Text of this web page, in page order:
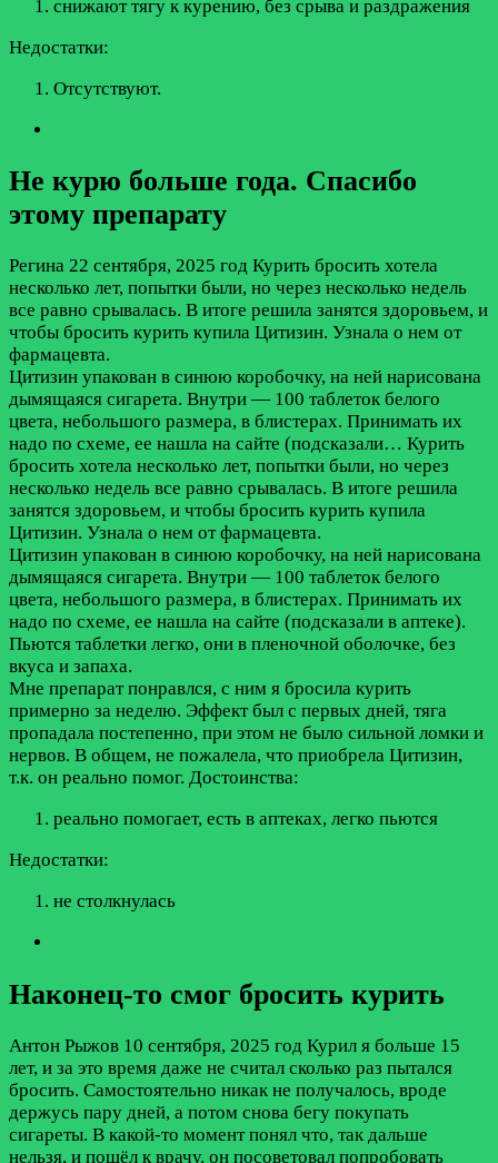
снижают тягу к курению, без срыва и раздражения
Недостатки:
Отсутствуют.
Не курю больше года. Спасибо
этому препарату
Регина 22 сентября, 2025 год Курить бросить хотела
несколько лет, попытки были, но через несколько недель
все равно срывалась. В итоге решила занятся здоровьем, и
чтобы бросить курить купила Цитизин. Узнала о нем от
фармацевта.
Цитизин упакован в синюю коробочку, на ней нарисована
дымящаяся сигарета. Внутри — 100 таблеток белого
цвета, небольшого размера, в блистерах. Принимать их
надо по схеме, ее нашла на сайте (подсказали… Курить
бросить хотела несколько лет, попытки были, но через
несколько недель все равно срывалась. В итоге решила
занятся здоровьем, и чтобы бросить курить купила
Цитизин. Узнала о нем от фармацевта.
Цитизин упакован в синюю коробочку, на ней нарисована
дымящаяся сигарета. Внутри — 100 таблеток белого
цвета, небольшого размера, в блистерах. Принимать их
надо по схеме, ее нашла на сайте (подсказали в аптеке).
Пьются таблетки легко, они в пленочной оболочке, без
вкуса и запаха.
Мне препарат понравлся, с ним я бросила курить
примерно за неделю. Эффект был с первых дней, тяга
пропадала постепенно, при этом не было сильной ломки и
нервов. В общем, не пожалела, что приобрела Цитизин,
т.к. он реально помог. Достоинства:
реально помогает, есть в аптеках, легко пьются
Недостатки:
не столкнулась
Наконец-то смог бросить курить
Антон Рыжов 10 сентября, 2025 год Курил я больше 15
лет, и за это время даже не считал сколько раз пытался
бросить. Самостоятельно никак не получалось, вроде
держусь пару дней, а потом снова бегу покупать
сигареты. В какой-то момент понял что, так дальше
нельзя, и пошёл к врачу. он посоветовал попробовать